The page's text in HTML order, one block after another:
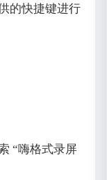
的快捷键进行
“嗨格式录屏